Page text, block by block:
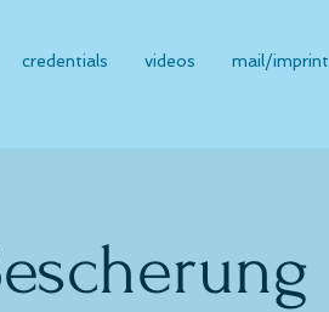
credentials videos mail/imprint